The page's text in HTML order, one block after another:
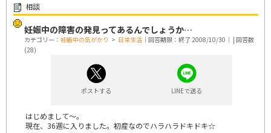
相談
妊娠中の障害の発見ってあるんでしょうか…
カテゴリー： 妊娠中の気がかり > 日常生活 ｜回答期限：終了 2008/10/30｜ | 回答数
(28)
ポストする LINEで送る
はじめまして～。
現在、36週に入りました。初産なのでハラハラドキドキ☆